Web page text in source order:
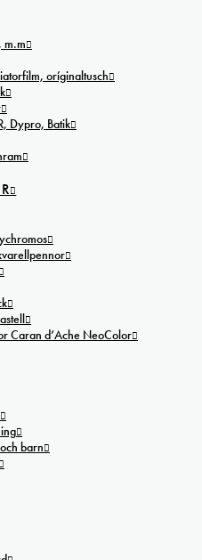
m.m
oríginaltusch
Dypro, Batik
Caran d’Ache NeoColor
barn